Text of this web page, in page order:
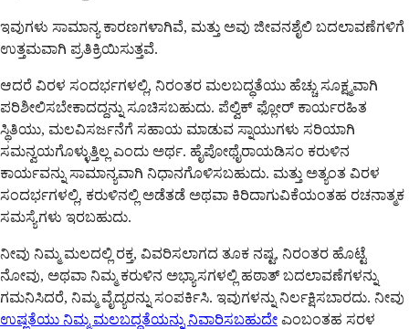
ಇವುಗಳು ಸಾಮಾನ್ಯ ಕಾರಣಗಳಾಗಿವೆ, ಮತ್ತು ಅವು ಜೀವನಶೈಲಿ ಬದಲಾವಣೆಗಳಿಗೆ
ಉತ್ತಮವಾಗಿ ಪ್ರತಿಕ್ರಿಯಿಸುತ್ತವೆ.
ಆದರೆ ವಿರಳ ಸಂದರ್ಭಗಳಲ್ಲಿ, ನಿರಂತರ ಮಲಬದ್ಧತೆಯು ಹೆಚ್ಚು ಸೂಕ್ಷ್ಮವಾಗಿ
ಪರಿಶೀಲಿಸಬೇಕಾದದ್ದನ್ನು ಸೂಚಿಸಬಹುದು. ಪೆಲ್ವಿಕ್ ಫ್ಲೋರ್ ಕಾರ್ಯರಹಿತ
ಸ್ಥಿತಿಯು, ಮಲವಿಸರ್ಜನೆಗೆ ಸಹಾಯ ಮಾಡುವ ಸ್ನಾಯುಗಳು ಸರಿಯಾಗಿ
ಸಮನ್ವಯಗೊಳ್ಳುತ್ತಿಲ್ಲ ಎಂದು ಅರ್ಥ. ಹೈಪೋಥೈರಾಯಡಿಸಂ ಕರುಳಿನ
ಕಾರ್ಯವನ್ನು ಸಾಮಾನ್ಯವಾಗಿ ನಿಧಾನಗೊಳಿಸಬಹುದು. ಮತ್ತು ಅತ್ಯಂತ ವಿರಳ
ಸಂದರ್ಭಗಳಲ್ಲಿ, ಕರುಳಿನಲ್ಲಿ ಅಡೆತಡೆ ಅಥವಾ ಕಿರಿದಾಗುವಿಕೆಯಂತಹ ರಚನಾತ್ಮಕ
ಸಮಸ್ಯೆಗಳು ಇರಬಹುದು.
ನೀವು ನಿಮ್ಮ ಮಲದಲ್ಲಿ ರಕ್ತ, ವಿವರಿಸಲಾಗದ ತೂಕ ನಷ್ಟ, ನಿರಂತರ ಹೊಟ್ಟೆ
ನೋವು, ಅಥವಾ ನಿಮ್ಮ ಕರುಳಿನ ಅಭ್ಯಾಸಗಳಲ್ಲಿ ಹಠಾತ್ ಬದಲಾವಣೆಗಳನ್ನು
ಗಮನಿಸಿದರೆ, ನಿಮ್ಮ ವೈದ್ಯರನ್ನು ಸಂಪರ್ಕಿಸಿ. ಇವುಗಳನ್ನು ನಿರ್ಲಕ್ಷಿಸಬಾರದು. ನೀವು
ಉಷ್ಣತೆಯು ನಿಮ್ಮ ಮಲಬದ್ಧತೆಯನ್ನು ನಿವಾರಿಸಬಹುದೇ ಎಂಬಂತಹ ಸರಳ